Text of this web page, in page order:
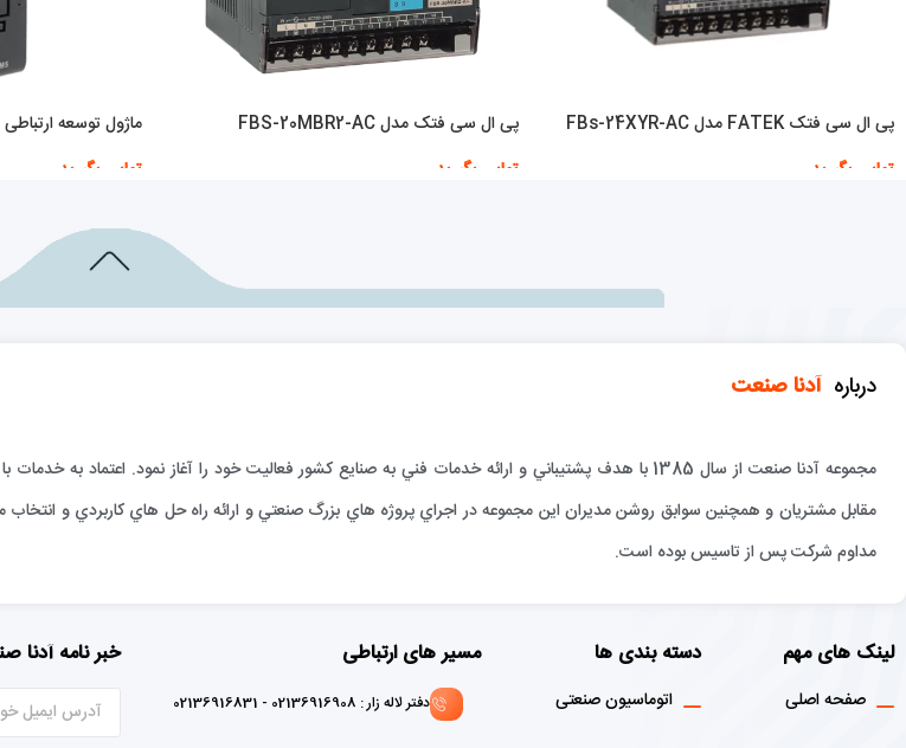
پی ال سی فتک FATEK مدل FBs-24XYR-AC
تماس بگیرید
پی ال سی فتک مدل FBS-20MBR2-AC
تماس بگیرید
ماژول توسعه ارتباطی B1-CM5
تماس بگیرید
درباره آدنا صنعت
مجموعه آدنا صنعت از سال 1385 با هدف پشتيباني و ارائه خدمات فني به صنايع كشور فعاليت خود را آغاز نمود.
مقابل مشتريان و همچنين سوابق روشن مديران اين مجموعه در اجراي پروژه هاي بزرگ صنعتي و ارائه راه حل هاي كاربردي و انتخاب
مداوم شركت پس از تاسيس بوده است.
لینک های مهم
صفحه اصلی
دسته بندی ها
اتوماسیون صنعتی
مسیر های ارتباطی
دفتر لاله زار : 02136916908 - 02136916831
خبر نامه آدنا